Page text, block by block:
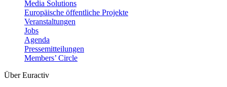
Media Solutions
Europäische öffentliche Projekte
Veranstaltungen
Jobs
Agenda
Pressemitteilungen
Members’ Circle
Über Euractiv